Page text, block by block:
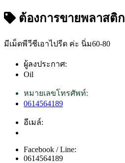
ต้องการขายพลาสติก
มีเม็ดพีวีชีเอาไปรีด ค่ะ นิ่ม60-80
ผู้ลงประกาศ:
Oil
หมายเลขโทรศัพท์:
0614564189
อีเมล์:
Facebook / Line:
0614564189